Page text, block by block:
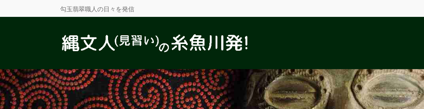
勾玉翡翠職人の日々を発信